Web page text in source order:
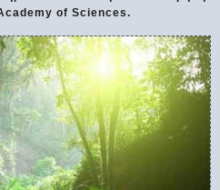
of Sciences.